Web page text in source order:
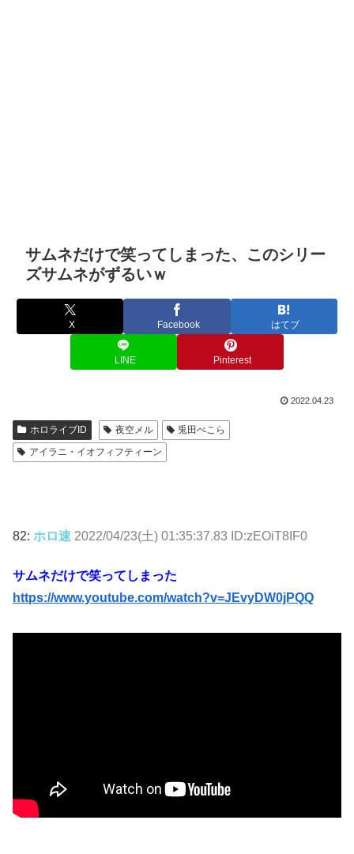
サムネだけで笑ってしまった、このシリー
ズサムネがずるいｗ
X Facebook はてブ
LINE Pinterest
2022.04.23
ホロライブID 夜空メル
兎田ぺこら
アイラニ・イオフィフティーン
82: ホロ速 2022/04/23(土) 01:35:37.83 ID:zEOiT8IF0
サムネだけで笑ってしまった
https://www.youtube.com/watch?v=JEvyDW0jPQQ